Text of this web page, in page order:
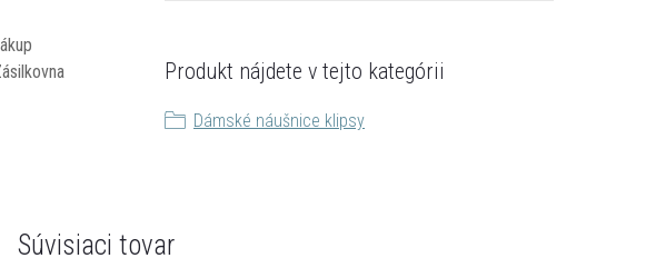
Produkt nájdete v tejto kategórii
Dámské náušnice klipsy
Súvisiaci tovar